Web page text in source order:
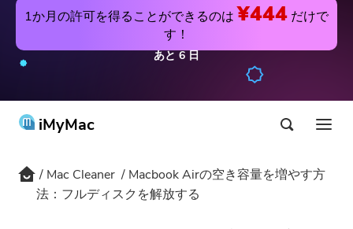
1か月の許可を得ることができるのは ¥444 だけで
す！
あと6 日
iMyMac
製品&ソリューション
Mac Cleaner
Macbook Airの空き容量を増やす方
法：フルディスクを解放する